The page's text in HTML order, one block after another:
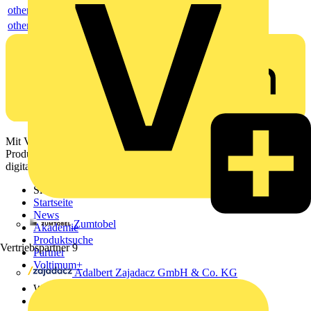
Zumtobel
Vertriebspartner 9
Adalbert Zajadacz GmbH & Co. KG
others
others
Mit Voltimum erhalten Elektrofachkräfte Zugang zu Branchennews,
Produktinformationen, Schulungen und Tools – alles auf einer
digitalen Plattform und Community.
Sitemap
Startseite
News
Akademie
Produktsuche
Partner
Voltimum+
Weitere Links